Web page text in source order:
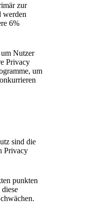
zur
werden
6%
Nutzer
Privacy
um
sind die
Privacy
punkten